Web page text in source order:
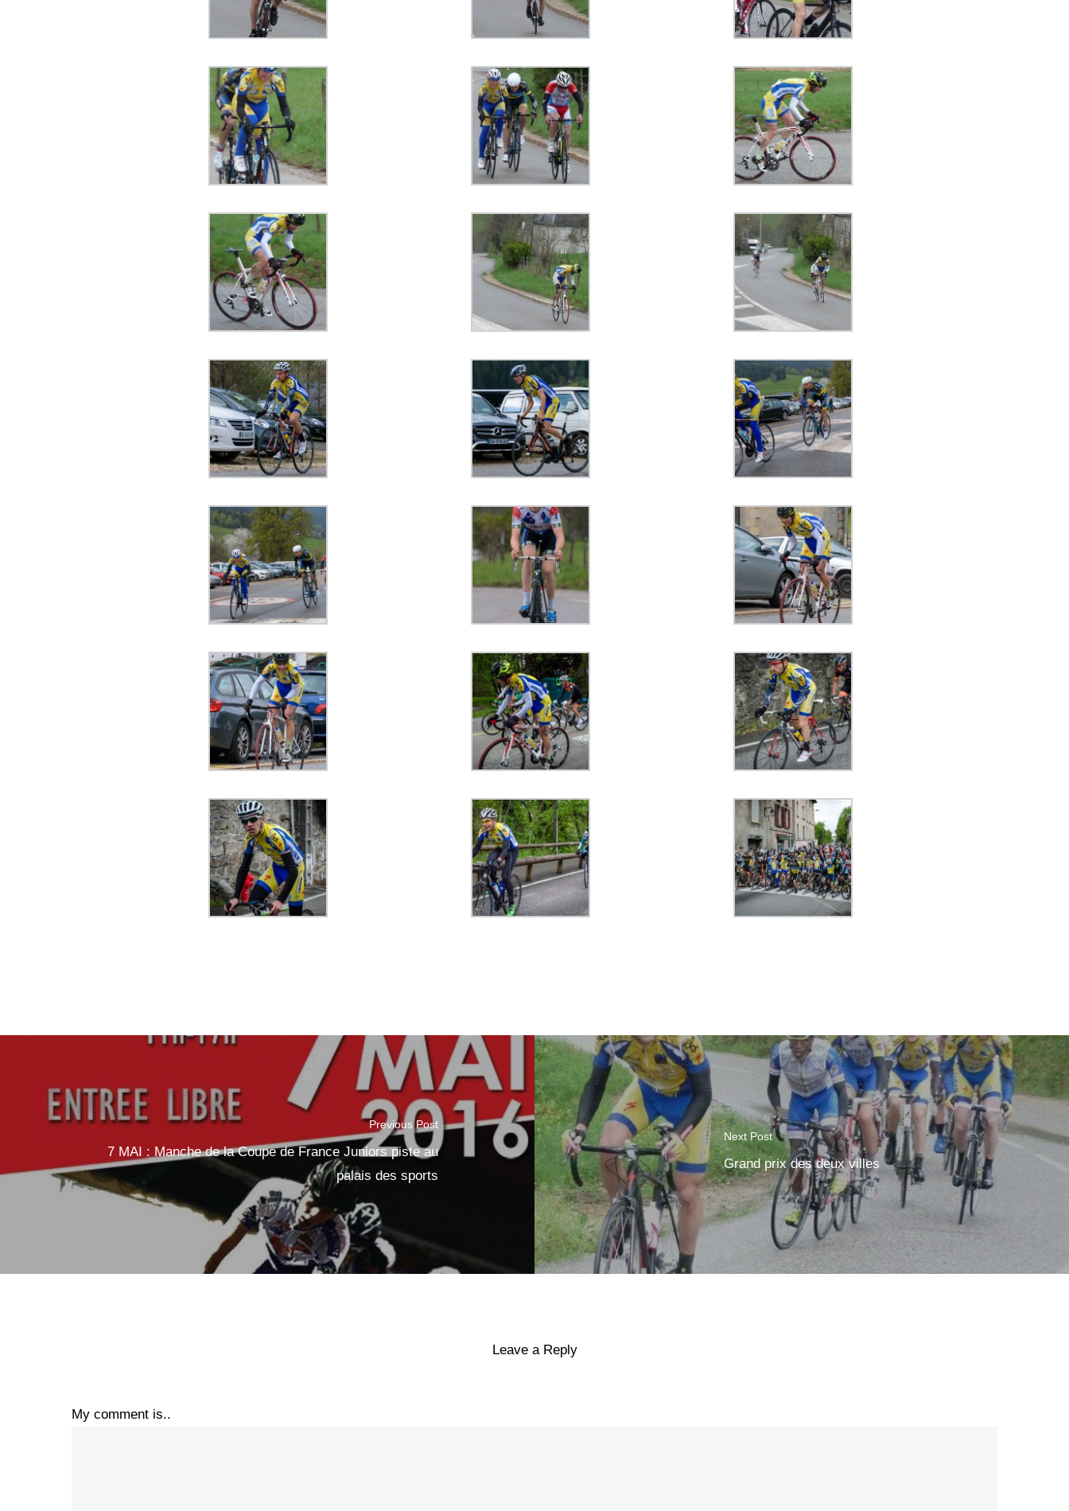
Previous Post
7 MAI : Manche de la Coupe de France Juniors piste au
palais des sports
Next Post
Grand prix des deux villes
Leave a Reply
My comment is..